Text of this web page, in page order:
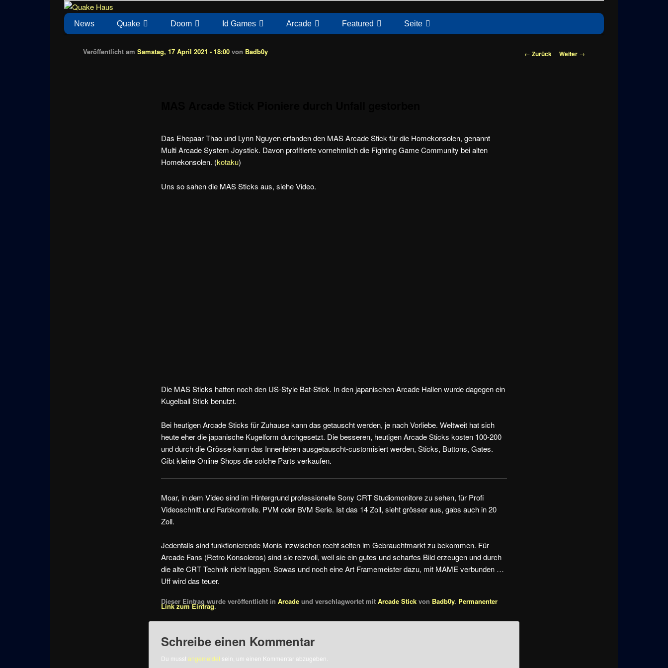
Quake Haus
News zu Quake, Doom, FPS, Arcade
Hauptmenü
News Quake Doom Id Games Arcade Featured Seite
Beitragsnavigation
← Zurück Weiter →
Veröffentlicht amSamstag, 17 April 2021 - 18:00 von Badb0y
Das Ehepaar Thao und Lynn Nguyen erfanden den MAS Arcade Stick für die Homekonsolen, genannt
Multi Arcade System Joystick. Davon profitierte vornehmlich die Fighting Game Community bei alten
Homekonsolen. (kotaku)
Uns so sahen die MAS Sticks aus, siehe Video.
Die MAS Sticks hatten noch den US-Style Bat-Stick. In den japanischen Arcade Hallen wurde dagegen ein
Kugelball Stick benutzt.
Bei heutigen Arcade Sticks für Zuhause kann das getauscht werden, je nach Vorliebe. Weltweit hat sich
heute eher die japanische Kugelform durchgesetzt. Die besseren, heutigen Arcade Sticks kosten 100-200
und durch die Grösse kann das Innenleben ausgetauscht-customisiert werden, Sticks, Buttons, Gates.
Gibt kleine Online Shops die solche Parts verkaufen.
Moar, in dem Video sind im Hintergrund professionelle Sony CRT Studiomonitore zu sehen, für Profi
Videoschnitt und Farbkontrolle. PVM oder BVM Serie. Ist das 14 Zoll, sieht grösser aus, gabs auch in 20
Zoll.
Jedenfalls sind funktionierende Monis inzwischen recht selten im Gebrauchtmarkt zu bekommen. Für
Arcade Fans (Retro Konsoleros) sind sie reizvoll, weil sie ein gutes und scharfes Bild erzeugen und durch
die alte CRT Technik nicht laggen. Sowas und noch eine Art Framemeister dazu, mit MAME verbunden …
Uff wird das teuer.
Dieser Eintrag wurde veröffentlicht inArcade und verschlagwortet mitArcade Stick von Badb0y. Permanenter
Link zum Eintrag.
Schreibe einen Kommentar
Du musstangemeldet sein, um einen Kommentar abzugeben.